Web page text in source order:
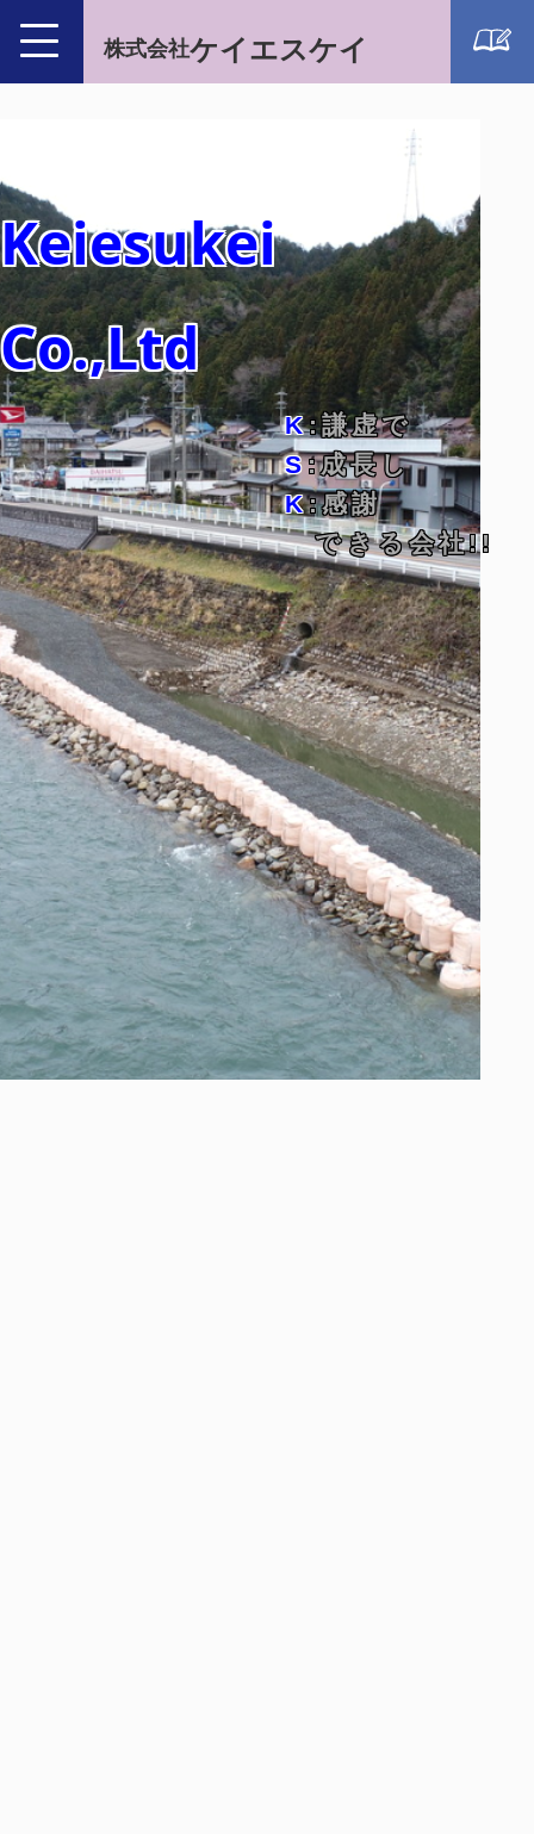
株式会社ケイエスケイ
Keiesukei
Co.,Ltd
K:謙虚で
S:成長し
K:感謝
できる会社!!